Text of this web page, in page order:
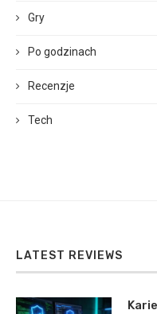
Gry
Po godzinach
Recenzje
Tech
LATEST REVIEWS